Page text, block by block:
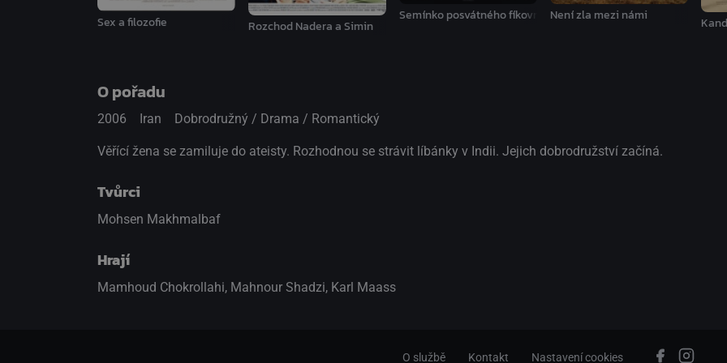
Sex a filozofie Rozchod Nadera a Simin
Semínko posvátného fíkovníkuNení zla mezi námi
O pořadu
2006 Iran Dobrodružný / Drama / Romantický
Věřící žena se zamiluje do ateisty. Rozhodnou se strávit líbánky v Indii. Jejich dobrodružství začíná.
Tvůrci
Mohsen Makhmalbaf
Hrají
Mamhoud Chokrollahi, Mahnour Shadzi, Karl Maass
O službě Kontakt Nastavení cookies